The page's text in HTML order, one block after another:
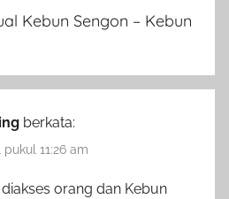
Kebun Sengon – Kebun
berkata:
pukul 11:26 am
orang dan Kebun